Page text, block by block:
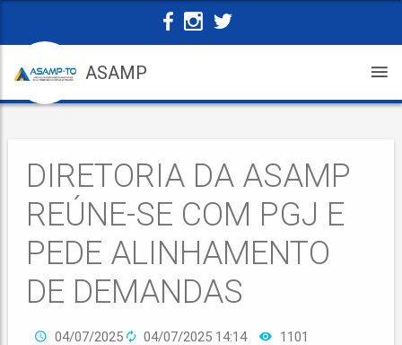
ASAMP
DIRETORIA DA ASAMP
REÚNE-SE COM PGJ E
PEDE ALINHAMENTO
DE DEMANDAS
04/07/2025 04/07/2025 14:14
1101